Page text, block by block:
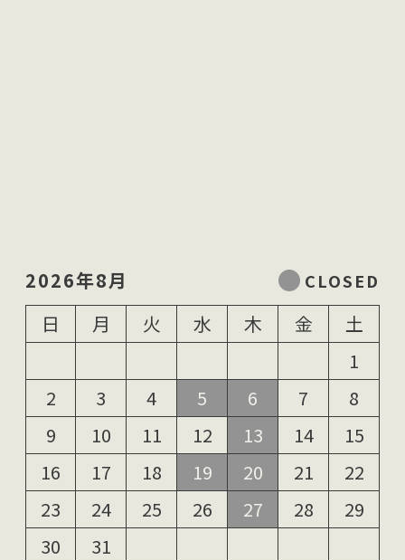
2026年8月
日
月 火 水 木 金
土
1
2
3 4 5 6 7
8
9
10 11 12 13 14
15
16
17 18 19 20 21
22
23
24 25 26 27 28
29
30
31